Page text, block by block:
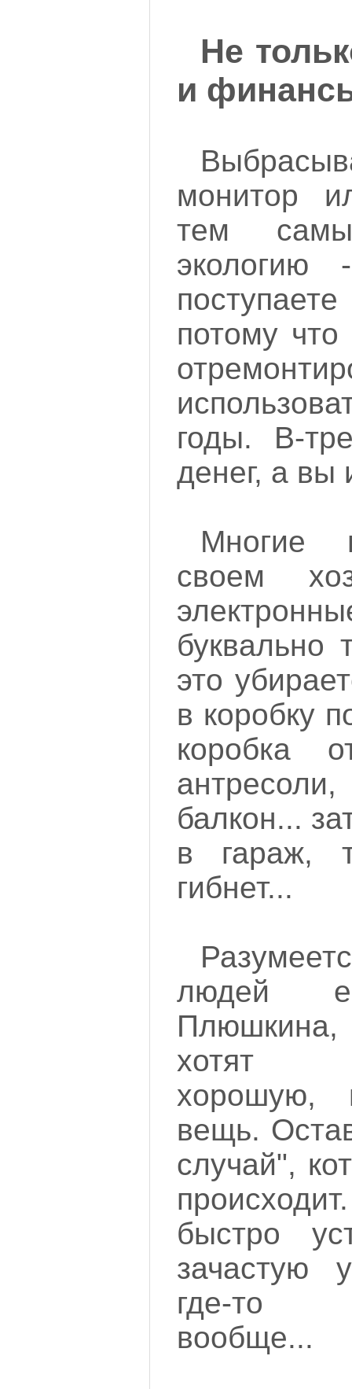
Не
и
монитор
тем
потому
годы. В-
денег, а вы
Многие
своем
буквально
это
в коробку
коробка
балкон...
в гараж,
гибнет...
людей
хотят
хорошую,
вещь.
случай",
быстро
зачастую
где-то
вообще...